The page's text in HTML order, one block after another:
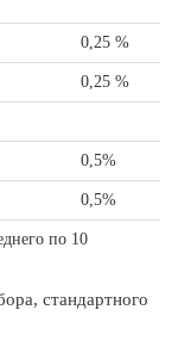
0,25 %
0,25 %
0,5%
0,5%
по 10
стандартного